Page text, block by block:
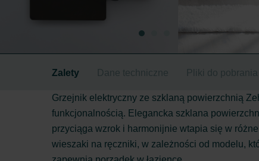
Zalety Dane techniczne Pliki do pobrania
Grzejnik elektryczny ze szklaną powierzchnią
funkcjonalnością. Elegancka szklana
przyciąga wzrok i harmonijnie wtapia się w
wieszaki na ręczniki, w zależności od modelu,